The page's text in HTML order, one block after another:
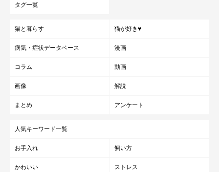
タグ一覧
猫と暮らす 猫が好き♥
病気・症状データベース 漫画
コラム 動画
画像 解説
まとめ アンケート
人気キーワード一覧
お手入れ 飼い方
かわいい ストレス